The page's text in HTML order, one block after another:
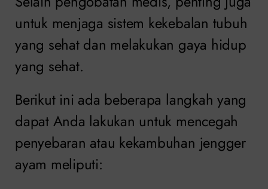
untuk menjaga sistem kekebalan tubuh
yang sehat dan melakukan gaya hidup
yang sehat.
Berikut ini ada beberapa langkah yang
dapat Anda lakukan untuk mencegah
penyebaran atau kekambuhan jengger
ayam meliputi: